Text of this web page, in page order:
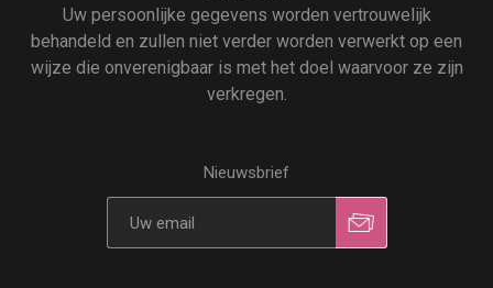
Uw persoonlijke gegevens worden vertrouwelijk
behandeld en zullen niet verder worden verwerkt op een
wijze die onverenigbaar is met het doel waarvoor ze zijn
verkregen.
Nieuwsbrief